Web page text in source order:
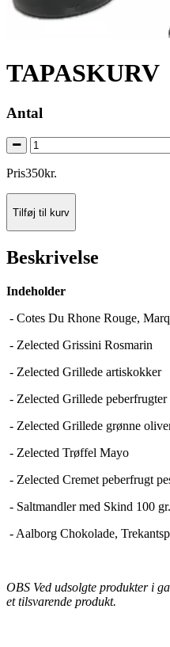
TAPASKURV
Antal
Pris350kr.
Tilføj til kurv
Beskrivelse
Indeholder
- Cotes Du Rhone Rouge,
- Zelected Grissini Rosmarin
- Zelected Grillede artiskokker
- Zelected Grillede peberfrugter
- Zelected Grillede grønne
- Zelected Trøffel Mayo
- Zelected Cremet peberfrugt
- Saltmandler med Skind 100 gr.
- Aalborg Chokolade,
OBS Ved udsolgte produkter i
et tilsvarende produkt.